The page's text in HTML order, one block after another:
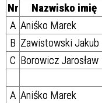
Nr Nazwisko imię
A Aniśko Marek
B Zawistowski Jakub
C Borowicz Jarosław
A Aniśko Marek